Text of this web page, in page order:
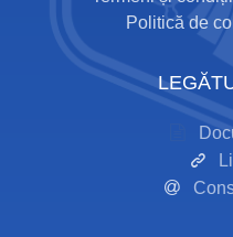
Politică de